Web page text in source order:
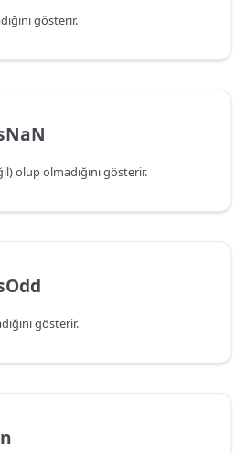
gösterir.
olup olmadığını gösterir.
gösterir.